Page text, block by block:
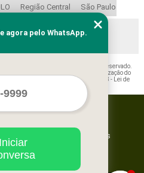
Região Central São Paulo
" é de direito reservado.
nossos links, é proibida sem a autorização do
184 do Código Penal – Lei 9610/98 - Lei de
Serviços
agora pelo WhatsApp.
Iniciar